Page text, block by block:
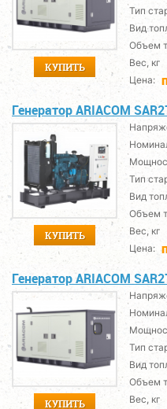
КУПИТЬ
Тип
Вид
Объем
Вес, кг
Цена:
Генератор ARIACOM
КУПИТЬ
Тип
Вид
Объем
Вес, кг
Цена:
Генератор ARIACOM
КУПИТЬ
Тип
Вид
Объем
Вес, кг